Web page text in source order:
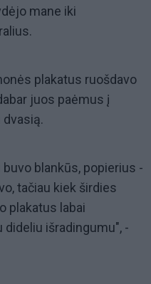
mane iki
plakatus ruošdavo
juos paėmus į
blankūs, popierius -
tačiau kiek širdies
plakatus labai
išradingumu", -